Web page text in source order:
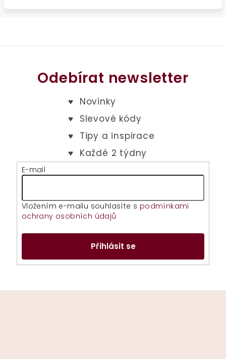
Odebírat newsletter
E-mail
Vložením e-mailu souhlasíte s podmínkami
ochrany osobních údajů
Přihlásit se